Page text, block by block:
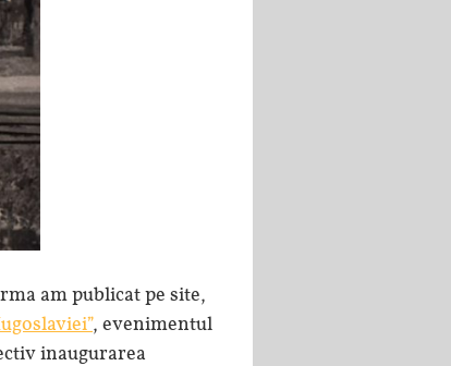
am publicat pe site,
, evenimentul
inaugurarea